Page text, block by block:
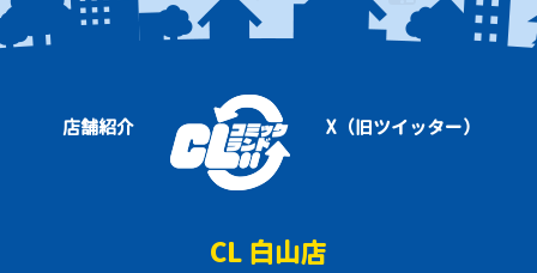
店舗紹介 X（旧ツイッター）
CL 白山店